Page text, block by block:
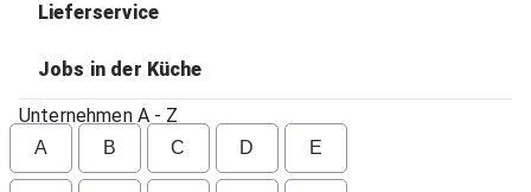
Lieferservice
Jobs in der Küche
Unternehmen A - Z
A B C D E